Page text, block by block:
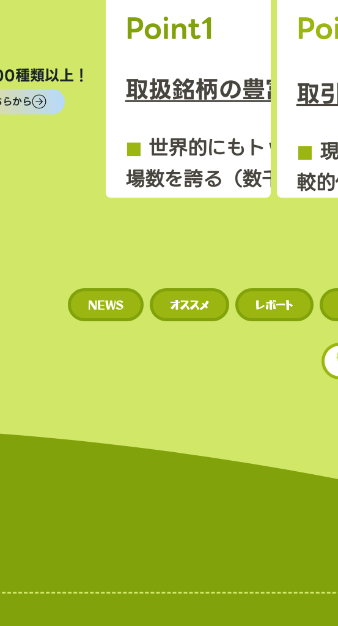
種類以上！
から
Point1
取扱銘柄の豊富さ
◼︎ 世界的にもトップク
場数を誇る（数千銘柄
多い。
​• 世界的にもトップク
場数を誇る（数千銘柄
• 新規トークンや草コ
世界的にもトップクラ世
もトップクラスの上場
取
◼︎
較
現
的
NEWS オススメ レポート